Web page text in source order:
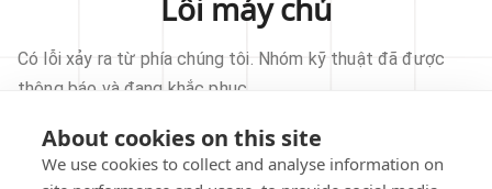
About cookies on this site
We use cookies to collect and analyse information on
Lỗi máy chủ
Có lỗi xảy ra từ phía chúng tôi. Nhóm kỹ thuật đã được
thông báo và đang khắc phục.
THỬ LẠI